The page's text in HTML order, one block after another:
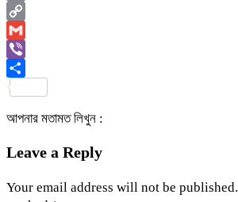
Email
Copy
Link
Gmail
Viber
আপনার মতামত লিখুন :
Leave a Reply
Your email address will not be published.